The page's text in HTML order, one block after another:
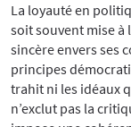
La loyauté en
soit souvent mise à
sincère envers ses
principes
trahit ni les idéaux
n’exclut pas la